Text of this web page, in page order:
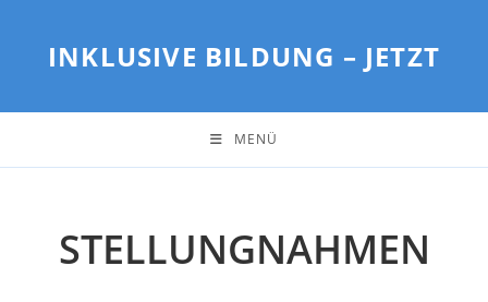
springenINKLUSIVE BILDUNG – JETZT
MENÜ
STELLUNGNAHMEN